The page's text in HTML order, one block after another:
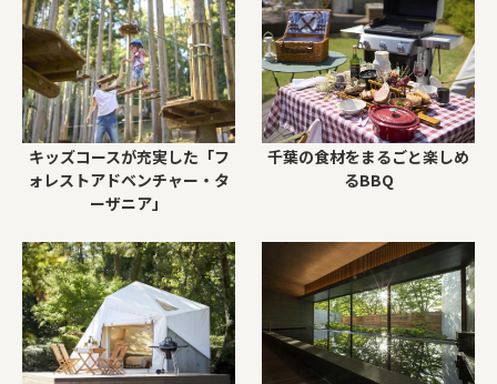
キッズコースが充実した「フ
ォレストアドベンチャー・タ
ーザニア」
千葉の食材をまるごと楽しめ
るBBQ